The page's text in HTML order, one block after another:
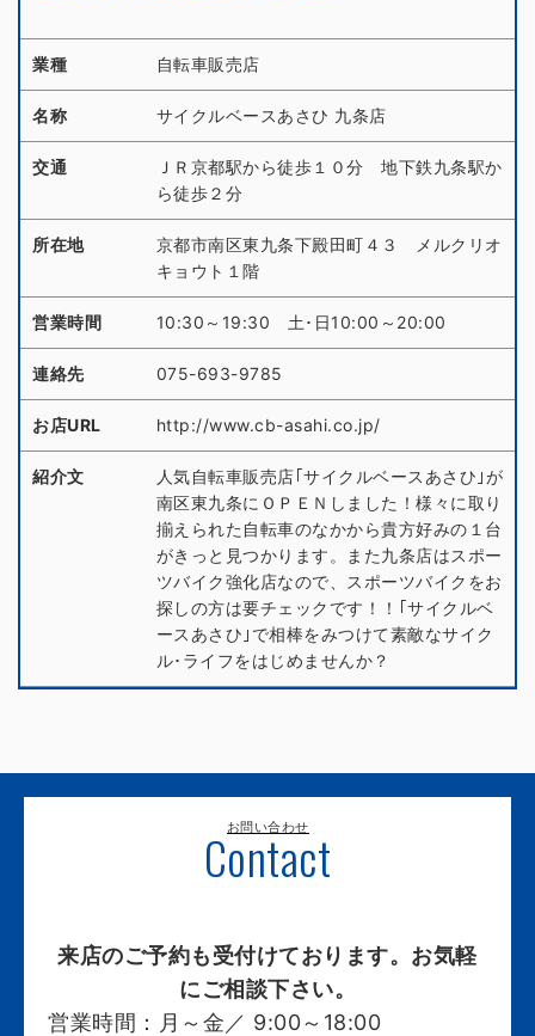
業種 自転車販売店
名称 サイクルベースあさひ 九条店
交通
ＪＲ京都駅から徒歩１０分 地下鉄九条駅か
ら徒歩２分
所在地
京都市南区東九条下殿田町４３ メルクリオ
キョウト１階
営業時間 10:30～19:30 土･日10:00～20:00
連絡先 075-693-9785
お店URL http://www.cb-asahi.co.jp/
紹介文
人気自転車販売店｢サイクルベースあさひ｣が
南区東九条にＯＰＥＮしました！様々に取り
揃えられた自転車のなかから貴方好みの１台
がきっと見つかります。また九条店はスポー
ツバイク強化店なので、スポーツバイクをお
探しの方は要チェックです！！｢サイクルベ
ースあさひ｣で相棒をみつけて素敵なサイク
ル･ライフをはじめませんか？
お問い合わせ
Contact
来店のご予約も受付けております。お気軽
にご相談下さい。
営業時間：
月～金／ 9:00～18:00